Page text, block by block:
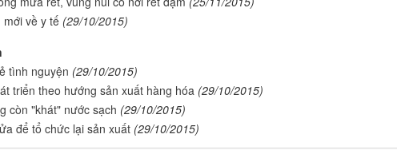
mới về y tế (29/10/2015)
tình nguyện (29/10/2015)
triển theo hướng sản xuất hàng hóa (29/10/2015)
còn "khát" nước sạch (29/10/2015)
để tổ chức lại sản xuất (29/10/2015)